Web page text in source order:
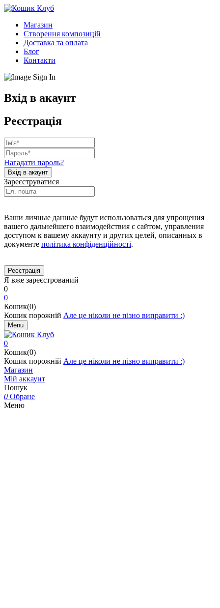
Магазин
Створення композицій
Доставка та оплата
Блог
Контакти
Вхід в акаунт
Реєстрація
Нагадати пароль?
Зареєструватися
Ваши личные данные будут использоваться для упрощения
вашего дальнейшего взаимодействия с сайтом, управления
доступом к вашему аккаунту и других целей, описанных в
документе політика конфіденційності.
Я вже зареєстрований
0
0
Кошик(0)
Кошик порожній Але це ніколи не пізно виправити :)
Menu
0
Кошик(0)
Кошик порожній Але це ніколи не пізно виправити :)
Магазин
Мій аккаунт
Пошук
0 Обране
Меню